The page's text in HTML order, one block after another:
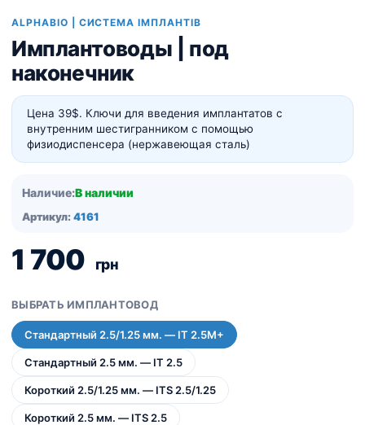
ALPHABIO | СИСТЕМА ІМПЛАНТІВ
Имплантоводы | под
наконечник
Цена 39$. Ключи для введения имплантатов с
внутренним шестигранником с помощью
физиодиспенсера (нержавеющая сталь)
Наличие:В наличии
Артикул: 4161
1 700 грн
ВЫБРАТЬ ИМПЛАНТОВОД
Стандартный 2.5/1.25 мм. — IT 2.5M+
Стандартный 2.5 мм. — IT 2.5
Короткий 2.5/1.25 мм. — ITS 2.5/1.25
Короткий 2.5 мм. — ITS 2.5